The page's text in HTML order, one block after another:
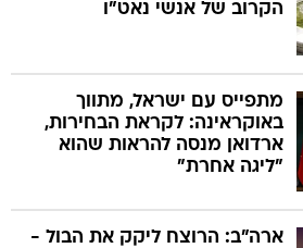
הקרוב של אנשי נאט"ו
מתפייס עם ישראל, מתווך
באוקראינה: לקראת הבחירות,
ארדואן מנסה להראות שהוא
"ליגה אחרת"
ארה"ב: הרוצח ליקק את הבול -